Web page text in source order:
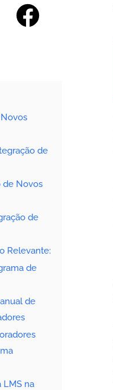
Facebook
de
de Novos
de
Relevante:
de
de
LMS na